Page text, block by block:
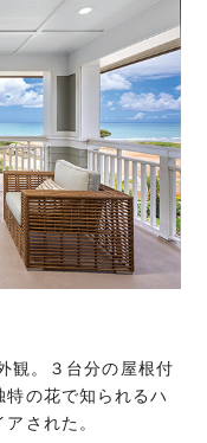
観。３台分の屋根付
の花で知られるハ
された。